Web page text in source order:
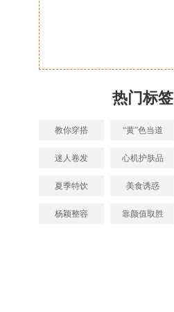
热门标签
教你穿搭 “黄”色当道
迷人卷发 心机护肤品
夏季特饮 美食诱惑
杨颖整容 靠颜值取胜